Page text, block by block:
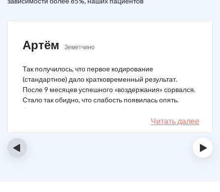
Артём Земетчино
Так получилось, что первое кодирование
(стандартное) дало кратковременный результат.
После 9 месяцев успешного «воздержания» сорвался.
Стало так обидно, что слабость появилась опять.
Решил не затягивать, и опять обратился в клинику.
Мне порекомендовали двойной блок. Согласился, и
сейчас не жалею. Уже два года в полной завязке.
Читать далее
‹ ›